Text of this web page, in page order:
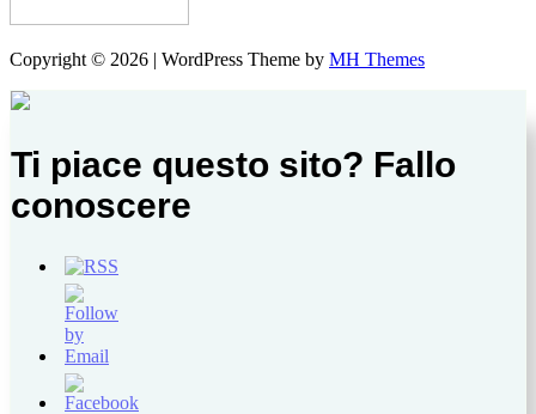
Copyright © 2026 | WordPress Theme by MH Themes
Ti piace questo sito? Fallo
conoscere